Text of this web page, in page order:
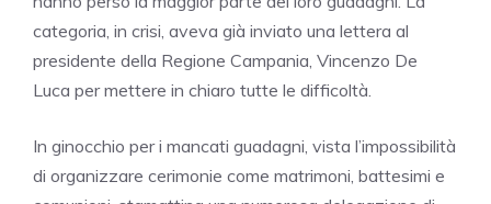
categoria, in crisi, aveva già inviato una lettera al
presidente della Regione Campania, Vincenzo De
Luca per mettere in chiaro tutte le difficoltà.
In ginocchio per i mancati guadagni, vista l’impossibilità
di organizzare cerimonie come matrimoni, battesimi e